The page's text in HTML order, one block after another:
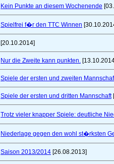
Kein Punkte an diesem Wochenende
Spielfrei f�r den TTC Winnen
[20.10.2014]
Nur die Zweite kann punkten.
Spiele der ersten und zweiten
Spiele der ersten und dritten Mannschaft
Trotz vieler knapper Spiele: deutliche
Niederlage gegen den wohl st�rksten
Saison 2013/2014 [26.08.2013]